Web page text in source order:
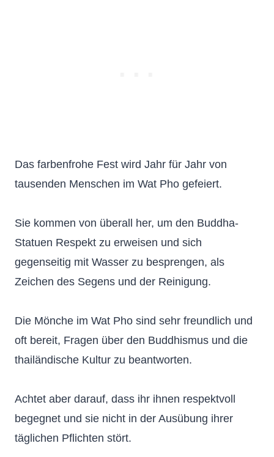
Das farbenfrohe Fest wird Jahr für Jahr von
tausenden Menschen im Wat Pho gefeiert.
Sie kommen von überall her, um den Buddha-
Statuen Respekt zu erweisen und sich
gegenseitig mit Wasser zu besprengen, als
Zeichen des Segens und der Reinigung.
Die Mönche im Wat Pho sind sehr freundlich und
oft bereit, Fragen über den Buddhismus und die
thailändische Kultur zu beantworten.
Achtet aber darauf, dass ihr ihnen respektvoll
begegnet und sie nicht in der Ausübung ihrer
täglichen Pflichten stört.